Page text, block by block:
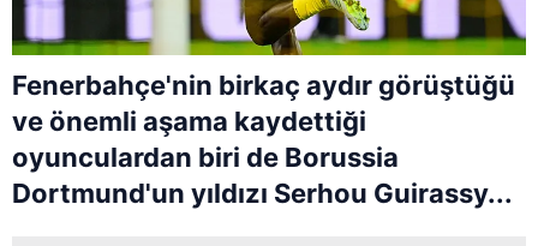
Fenerbahçe'nin birkaç aydır görüştüğü
ve önemli aşama kaydettiği
oyunculardan biri de Borussia
Dortmund'un yıldızı Serhou Guirassy...